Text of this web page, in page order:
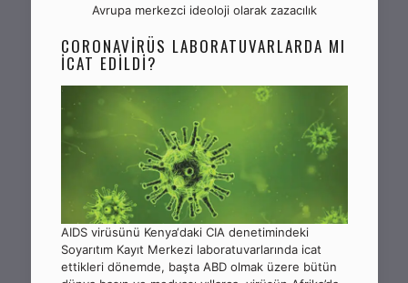
Avrupa merkezci ideoloji olarak zazacılık
CORONAVİRÜS LABORATUVARLARDA MI
İCAT EDİLDİ?
AIDS virüsünü Kenya‘daki CIA denetimindeki
Soyarıtım Kayıt Merkezi laboratuvarlarında icat
ettikleri dönemde, başta ABD olmak üzere bütün